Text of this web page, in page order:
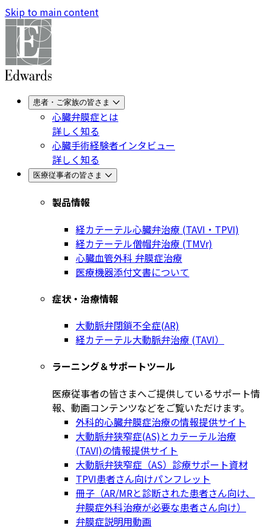
Skip to main content
患者・ご家族の皆さま
心臓弁膜症とは
詳しく知る
心臓手術経験者インタビュー
詳しく知る
医療従事者の皆さま
製品情報
経カテーテル心臓弁治療 (TAVI・TPVI)
経カテーテル僧帽弁治療 (TMVr)
心臓血管外科 弁膜症治療
医療機器添付文書について
症状・治療情報
大動脈弁閉鎖不全症(AR)
経カテーテル大動脈弁治療 (TAVI）
ラーニング＆サポートツール
医療従事者の皆さまへご提供しているサポート情
報、動画コンテンツなどをご覧いただけます。
外科的心臓弁膜症治療の情報提供サイト
大動脈弁狭窄症(AS)とカテーテル治療
(TAVI)の情報提供サイト
大動脈弁狭窄症（AS）診療サポート資材
TPVI患者さん向けパンフレット
冊子（AR/MRと診断された患者さん向け、
弁膜症外科治療が必要な患者さん向け）
弁膜症説明用動画